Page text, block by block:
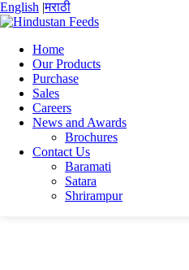
English |मराठी
Home
Our Products
Purchase
Sales
Careers
News and Awards
Brochures
Contact Us
Baramati
Satara
Shrirampur
Home
Soumen Naskar
SOUMEN NASKAR
SOUMEN NASKAR
SOUMEN NASKAR SAFETY